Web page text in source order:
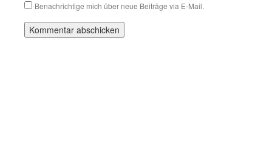
Benachrichtige mich über neue Beiträge via E-Mail.